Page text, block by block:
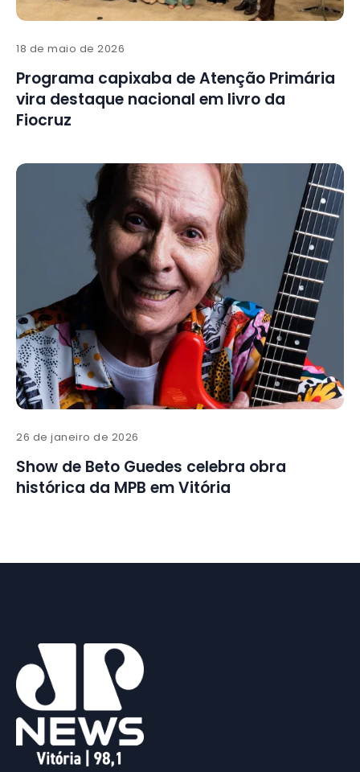
18 de maio de 2026
Programa capixaba de Atenção Primária
vira destaque nacional em livro da
Fiocruz
26 de janeiro de 2026
Show de Beto Guedes celebra obra
histórica da MPB em Vitória